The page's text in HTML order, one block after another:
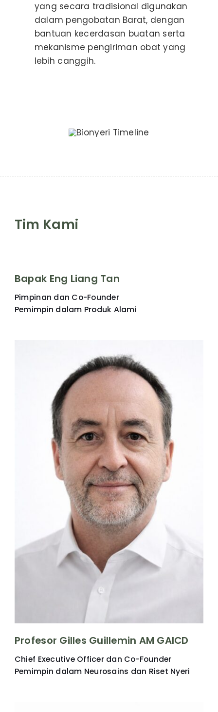
yang secara tradisional digunakan
dalam pengobatan Barat, dengan
bantuan kecerdasan buatan serta
mekanisme pengiriman obat yang
lebih canggih.
Tim Kami
Bapak Eng Liang Tan
Pimpinan dan Co-Founder
Pemimpin dalam Produk Alami
Profesor Gilles Guillemin AM GAICD
Chief Executive Officer dan Co-Founder
Pemimpin dalam Neurosains dan Riset Nyeri